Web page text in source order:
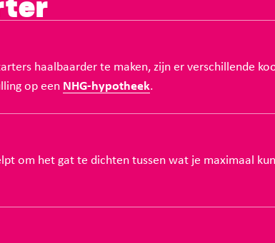
haalbaarder te maken, zijn er verschillende
op een NHG-hypotheek.
om het gat te dichten tussen wat je maximaal